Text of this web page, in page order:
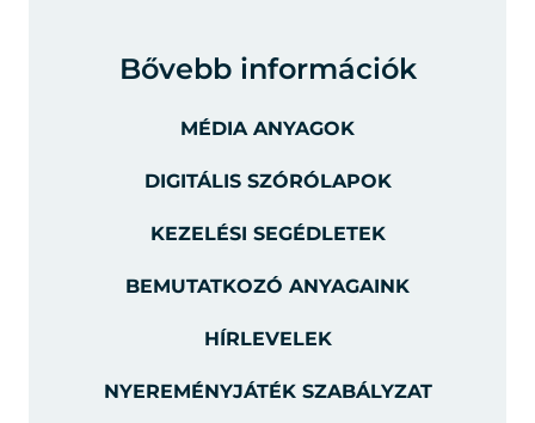
Bővebb információk
MÉDIA ANYAGOK
DIGITÁLIS SZÓRÓLAPOK
KEZELÉSI SEGÉDLETEK
BEMUTATKOZÓ ANYAGAINK
HÍRLEVELEK
NYEREMÉNYJÁTÉK SZABÁLYZAT